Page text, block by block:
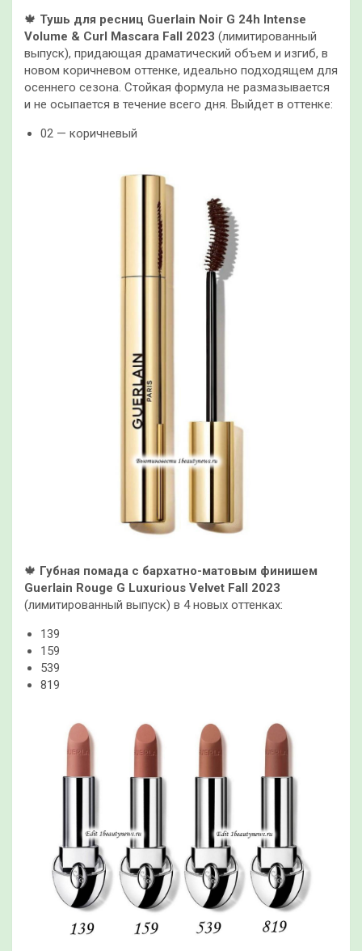
🍁 Тушь для ресниц Guerlain Noir G 24h Intense
Volume & Curl Mascara Fall 2023 (лимитированный
выпуск), придающая драматический объем и изгиб, в
новом коричневом оттенке, идеально подходящем для
осеннего сезона. Стойкая формула не размазывается
и не осыпается в течение всего дня. Выйдет в оттенке:
02 — коричневый
🍁 Губная помада с бархатно-матовым финишем
Guerlain Rouge G Luxurious Velvet Fall 2023
(лимитированный выпуск) в 4 новых оттенках:
139
159
539
819